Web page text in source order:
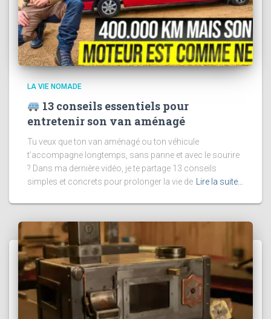
LA VIE NOMADE
13 conseils essentiels pour
entretenir son van aménagé
Tu veux que ton van aménagé ou ton véhicule
t’accompagne longtemps, sans panne et avec le sourire
? Dans ma dernière vidéo, je te partage 13 conseils
simples et concrets pour prolonger la vie de Lire la suite…